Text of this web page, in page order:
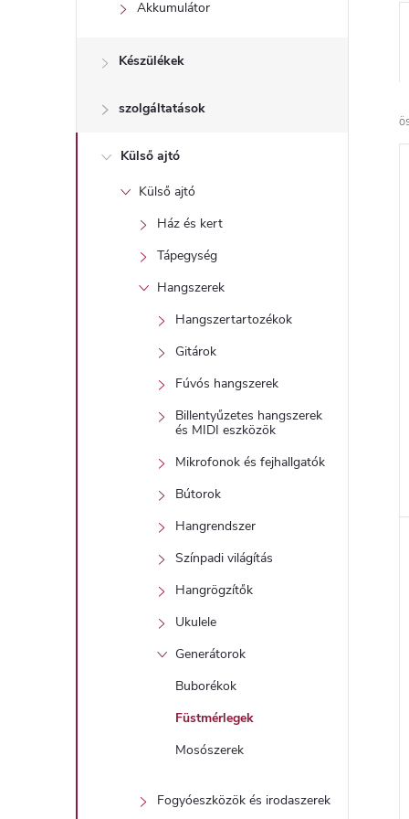
Akkumulátor
Készülékek
szolgáltatások
Külső ajtó
Külső ajtó
Ház és kert
Tápegység
Hangszerek
Hangszertartozékok
Gitárok
Fúvós hangszerek
Billentyűzetes hangszerek
és MIDI eszközök
Mikrofonok és fejhallgatók
Bútorok
Hangrendszer
Színpadi világítás
Hangrögzítők
Ukulele
Generátorok
Buborékok
Füstmérlegek
Mosószerek
Fogyóeszközök és irodaszerek
e
l